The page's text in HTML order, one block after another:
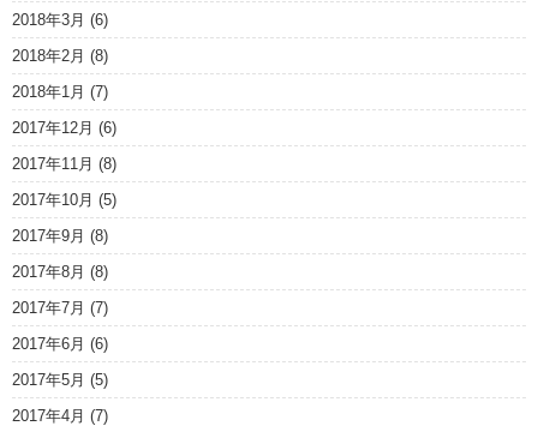
2018年3月 (6)
2018年2月 (8)
2018年1月 (7)
2017年12月 (6)
2017年11月 (8)
2017年10月 (5)
2017年9月 (8)
2017年8月 (8)
2017年7月 (7)
2017年6月 (6)
2017年5月 (5)
2017年4月 (7)